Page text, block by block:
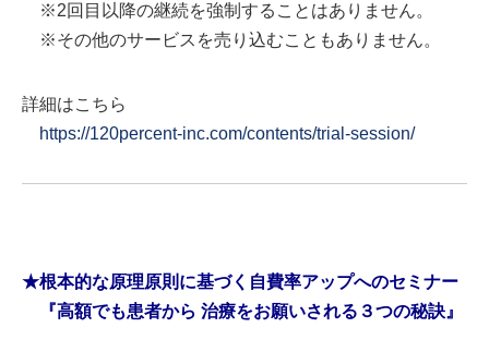
※2回目以降の継続を強制することはありません。
※その他のサービスを売り込むこともありません。
詳細はこちら
https://120percent-inc.com/contents/trial-session/
★根本的な原理原則に基づく自費率アップへのセミナー
『高額でも患者から 治療をお願いされる３つの秘訣』